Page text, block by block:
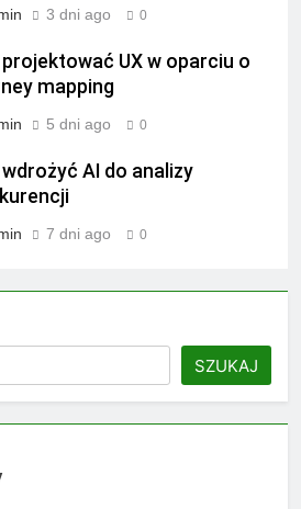
3 dni ago 0
UX w oparciu o
mapping
5 dni ago 0
AI do analizy
7 dni ago 0
SZUKAJ